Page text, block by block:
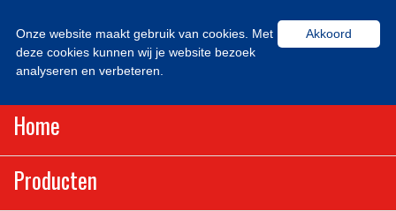
Home
Producten
Akkoord
Onze website maakt gebruik van cookies. Met
deze cookies kunnen wij je website bezoek
analyseren en verbeteren.